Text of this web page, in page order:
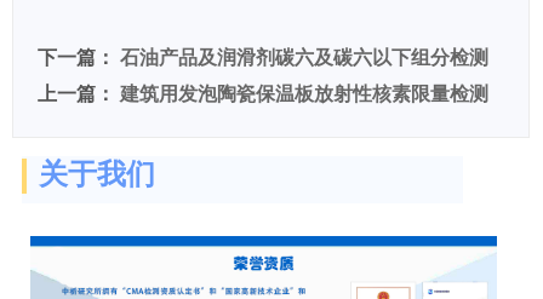
下一篇： 石油产品及润滑剂碳六及碳六以下组分检测
上一篇： 建筑用发泡陶瓷保温板放射性核素限量检测
关于我们